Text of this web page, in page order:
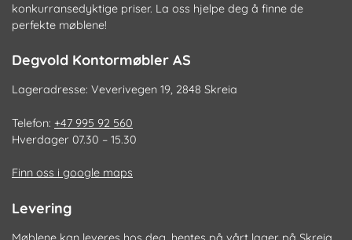
konkurransedyktige priser. La oss hjelpe deg å finne de
perfekte møblene!
Degvold Kontormøbler AS
Lageradresse: Veverivegen 19, 2848 Skreia
Telefon: +47 995 92 560
Hverdager 07.30 – 15.30
Finn oss i google maps
Levering